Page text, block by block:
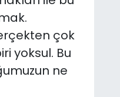
çok
yoksul. Bu
ne